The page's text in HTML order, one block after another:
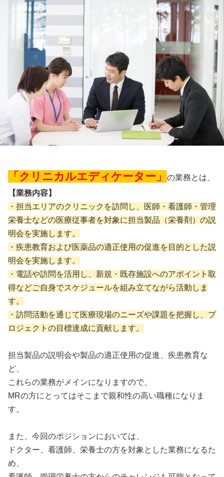
「クリニカルエディケーター」
の業務とは、
【業務内容】
・担当エリアのクリニックを訪問し、医師・看護師・管理
栄養士などの医療従事者を対象に担当製品（栄養剤）の説
明会を実施します。
・疾患教育および医薬品の適正使用の促進を目的とした説
明会を実施します。
・電話や訪問を活用し、新規・既存施設へのアポイント取
得などご自身でスケジュールを組み立てながら活動しま
す。
・訪問活動を通じて医療現場のニーズや課題を把握し、プ
ロジェクトの目標達成に貢献します。
担当製品の説明会や製品の適正使用の促進、疾患教育な
ど、
これらの業務がメインになりますので、
MRの方にとってはそこまで親和性の高い職種になりま
す。
また、今回のポジションにおいては、
ドクター、看護師、栄養士の方を対象とした業務になるた
め、